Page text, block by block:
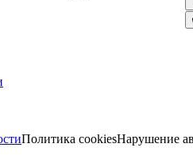
Политика cookiesНарушение